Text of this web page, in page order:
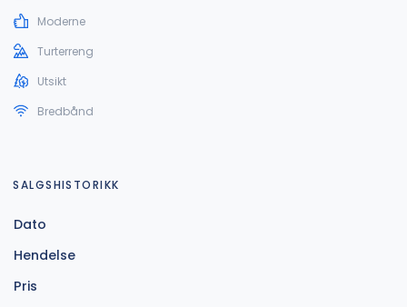
Moderne
Turterreng
Utsikt
Bredbånd
SALGSHISTORIKK
Dato
Hendelse
Pris